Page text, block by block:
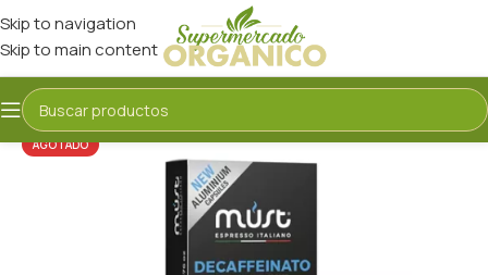
Skip to navigation
Skip to main content
AGOTADO